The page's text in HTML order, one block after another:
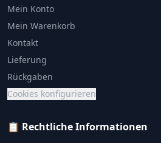
Mein Konto
Mein Warenkorb
Kontakt
Lieferung
Rückgaben
Cookies konfigurieren
📋 Rechtliche Informationen